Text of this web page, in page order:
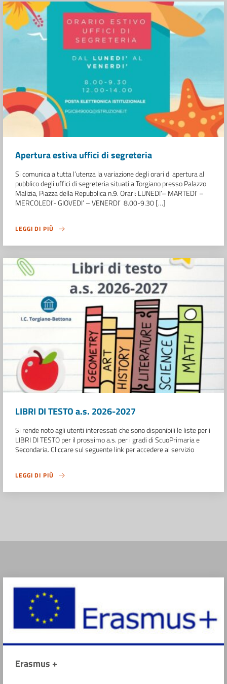
Apertura estiva uffici di segreteria
Si comunica a tutta l’utenza la variazione degli orari di apertura al
pubblico degli uffici di segreteria situati a Torgiano presso Palazzo
Malizia, Piazza della Repubblica n.9. Orari: LUNEDI’– MARTEDI’ –
MERCOLEDI’- GIOVEDI’ – VENERDI’ 8.00-9.30 […]
LEGGI DI PIÙ
LIBRI DI TESTO a.s. 2026-2027
Si rende noto agli utenti interessati che sono disponibili le liste per i
LIBRI DI TESTO per il prossimo a.s. per i gradi di ScuoPrimaria e
Secondaria. Cliccare sul seguente link per accedere al servizio
LEGGI DI PIÙ
Erasmus +